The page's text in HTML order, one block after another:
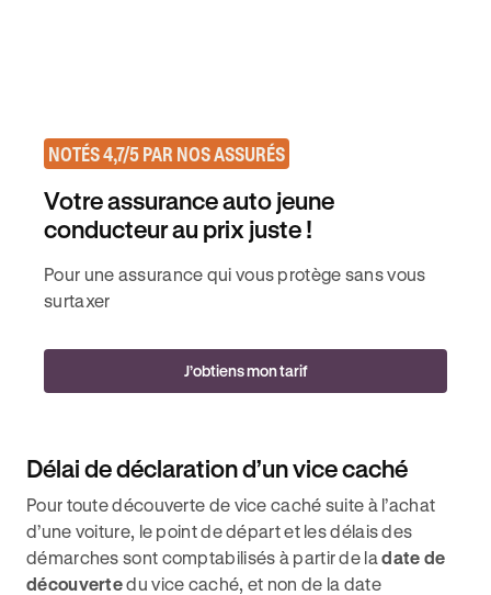
NOTÉS 4,7/5 PAR NOS ASSURÉS
Votre assurance auto jeune
conducteur au prix juste !
Pour une assurance qui vous protège sans vous
surtaxer
J’obtiens mon tarif
Délai de déclaration d’un vice caché
Pour toute découverte de vice caché suite à l’achat
d’une voiture, le point de départ et les délais des
démarches sont comptabilisés à partir de ladate de
découvertedu vice caché, et non de la date